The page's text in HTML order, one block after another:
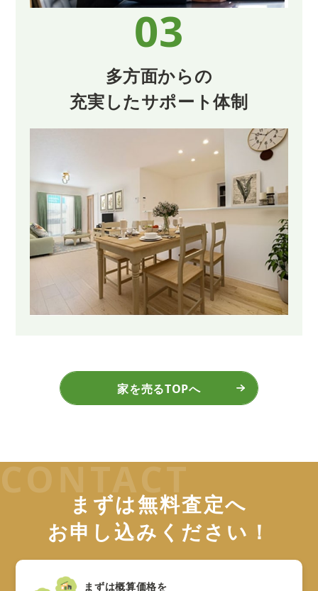
03
多方面からの
充実したサポート体制
家を売るTOPへ
まずは無料査定へ
お申し込みください！
まずは概算価格を